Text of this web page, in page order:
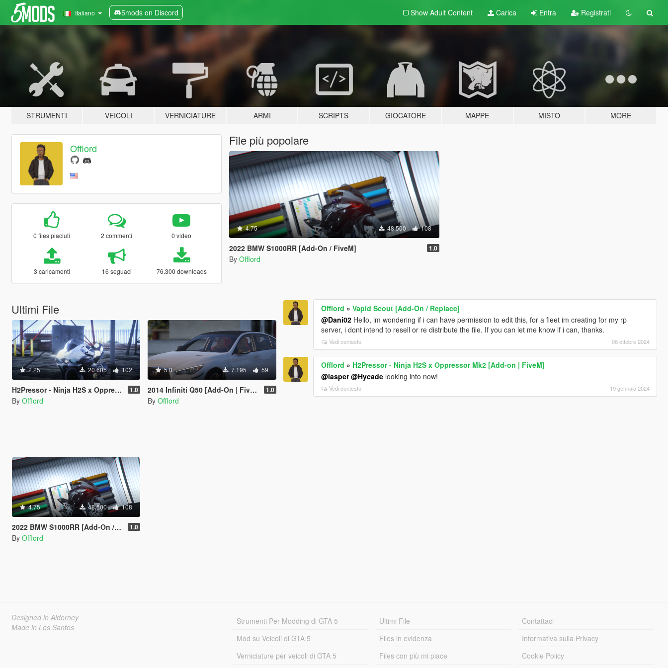
Italiano 5mods on Discord Show Adult Content Carica Entra Registrati
STRUMENTI VEICOLI VERNICIATURE ARMI SCRIPTS GIOCATORE MAPPE MISTO MORE
Offlord
0 files piaciuti 2 commenti 0 video
3 caricamenti 16 seguaci 76.300 downloads
File più popolare
4.75 48.500 108
2022 BMW S1000RR [Add-On / FiveM] 1.0
By Offlord
Ultimi File
2.25 20.605 102
H2Pressor - Ninja H2S x Oppressor Mk2 [Add-on | FiveM] 1.0
By Offlord
5.0 7.195 59
2014 Infiniti Q50 [Add-On | FiveM] 1.0
By Offlord
4.75 48.500 108
2022 BMW S1000RR [Add-On / FiveM] 1.0
By Offlord
Offlord »Vapid Scout [Add-On / Replace]
@Dani02 Hello, im wondering if i can have permission to edit this, for a fleet im creating for my rp
server, i dont intend to resell or re distribute the file. If you can let me know if i can, thanks.
Vedi contesto 06 ottobre 2024
Offlord » H2Pressor - Ninja H2S x Oppressor Mk2 [Add-on | FiveM]
@lasper @Hycade looking into now!
Vedi contesto 19 gennaio 2024
Designed in Alderney
Made in Los Santos
Strumenti Per Modding di GTA 5
Mod su Veicoli di GTA 5
Verniciature per veicoli di GTA 5
Ultimi File
Files in evidenza
Files con più mi piace
Contattaci
Informativa sulla Privacy
Cookie Policy